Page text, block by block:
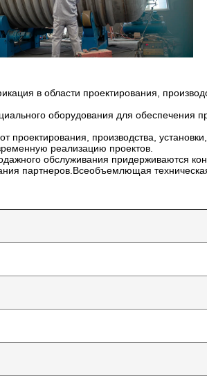
в области проектирования,
оборудования для обеспечения
производства,
реализацию проектов.
обслуживания придерживаются
партнеров.Всеобъемлющая